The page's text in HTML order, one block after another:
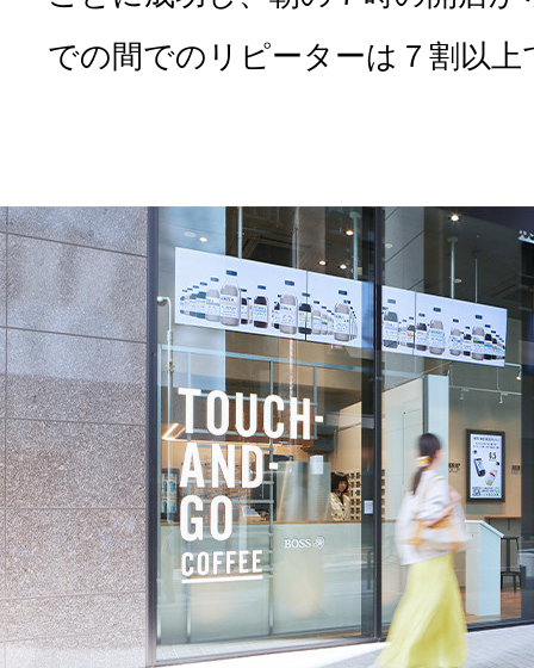
での間でのリピーターは７割以上